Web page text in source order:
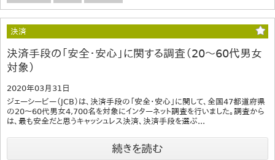
決済
決済手段の「安全・安心」に関する調査（20～60代男女
対象）
2020年03月31日
ジェーシービー（JCB）は、決済手段の「安全・安心」に関して、全国47都道府県
の20～60代男女4,700名を対象にインターネット調査を行いました。調査から
は、最も安全だと思うキャッシュレス決済、決済手段を選ぶ...
続きを読む